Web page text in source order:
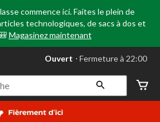
commence ici. Faites le plein de
technologiques, de sacs à dos et
Magasinez maintenant
votre
préféré
Leduc,
AB,
courament
Ouvert ⋅ Fermeture à 22:00